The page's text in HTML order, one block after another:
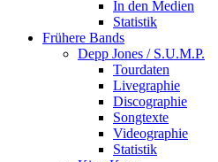
In den Medien
Statistik
Frühere Bands
Depp Jones / S.U.M.P.
Tourdaten
Livegraphie
Discographie
Songtexte
Videographie
Statistik